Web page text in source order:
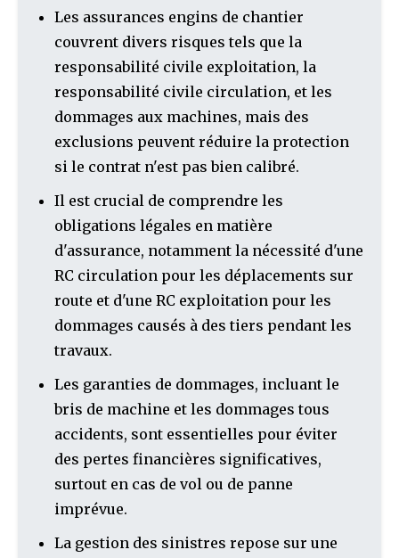
Les assurances engins de chantier
couvrent divers risques tels que la
responsabilité civile exploitation, la
responsabilité civile circulation, et les
dommages aux machines, mais des
exclusions peuvent réduire la protection
si le contrat n'est pas bien calibré.
Il est crucial de comprendre les
obligations légales en matière
d'assurance, notamment la nécessité d'une
RC circulation pour les déplacements sur
route et d'une RC exploitation pour les
dommages causés à des tiers pendant les
travaux.
Les garanties de dommages, incluant le
bris de machine et les dommages tous
accidents, sont essentielles pour éviter
des pertes financières significatives,
surtout en cas de vol ou de panne
imprévue.
La gestion des sinistres repose sur une